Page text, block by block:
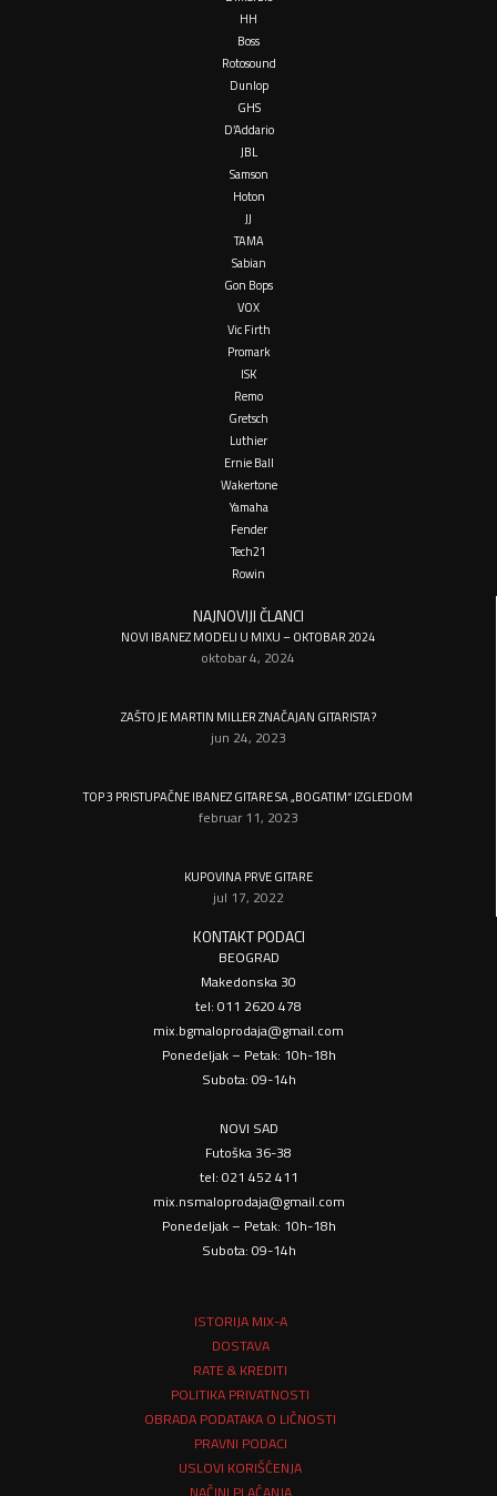
HH
Boss
Rotosound
Dunlop
GHS
D’Addario
JBL
Samson
Hoton
JJ
TAMA
Sabian
Gon Bops
VOX
Vic Firth
Promark
ISK
Remo
Gretsch
Luthier
Ernie Ball
Wakertone
Yamaha
Fender
Tech21
Rowin
NAJNOVIJI ČLANCI
NOVI IBANEZ MODELI U MIXU – OKTOBAR 2024
oktobar 4, 2024
ZAŠTO JE MARTIN MILLER ZNAČAJAN GITARISTA?
jun 24, 2023
TOP 3 PRISTUPAČNE IBANEZ GITARE SA „BOGATIM“ IZGLEDOM
februar 11, 2023
KUPOVINA PRVE GITARE
jul 17, 2022
KONTAKT PODACI
BEOGRAD
Makedonska 30
tel: 011 2620 478
mix.bgmaloprodaja@gmail.com
Ponedeljak – Petak: 10h-18h
Subota: 09-14h
NOVI SAD
Futoška 36-38
tel: 021 452 411
mix.nsmaloprodaja@gmail.com
Ponedeljak – Petak: 10h-18h
Subota: 09-14h
ISTORIJA MIX-A
DOSTAVA
RATE & KREDITI
POLITIKA PRIVATNOSTI
OBRADA PODATAKA O LIČNOSTI
PRAVNI PODACI
USLOVI KORIŠĆENJA
NAČINI PLAĆANJA